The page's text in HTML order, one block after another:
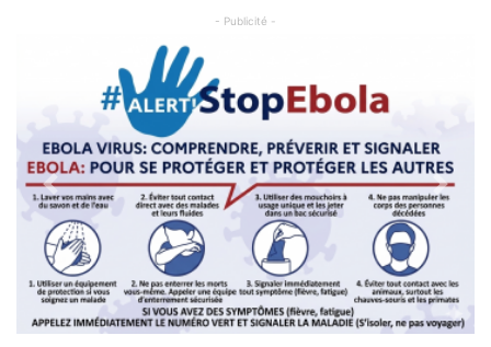
- Publicité -
Previous Next